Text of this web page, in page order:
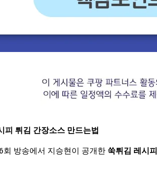
피 튀김 간장소스 만드는법
회 방송에서 지승현이 공개한 쑥튀김 레시피